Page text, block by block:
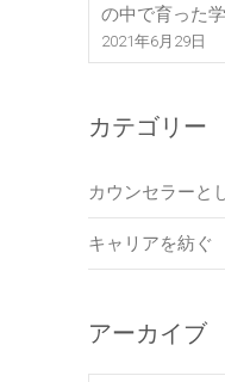
の中で育った
2021年6月29日
カテゴリー
カウンセラーと
キャリアを紡ぐ
アーカイブ